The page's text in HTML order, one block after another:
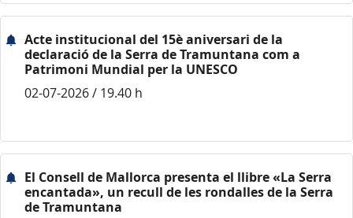
Acte institucional del 15è aniversari de la
declaració de la Serra de Tramuntana com a
Patrimoni Mundial per la UNESCO
02-07-2026 / 19.40 h
El Consell de Mallorca presenta el llibre «La Serra
encantada», un recull de les rondalles de la Serra
de Tramuntana